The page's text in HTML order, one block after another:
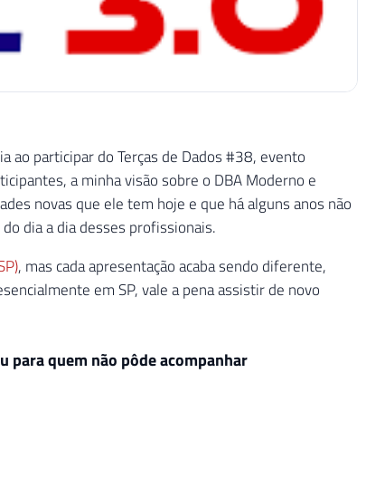
ao participar do Terças de Dados #38, evento
a minha visão sobre o DBA Moderno e
novas que ele tem hoje e que há alguns anos não
dia a dia desses profissionais.
, mas cada apresentação acaba sendo diferente,
em SP, vale a pena assistir de novo
para quem não pôde acompanhar